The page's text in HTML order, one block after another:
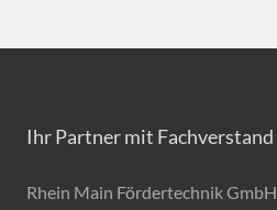
Ihr Partner mit Fachverstand
Rhein Main Fördertechnik GmbH